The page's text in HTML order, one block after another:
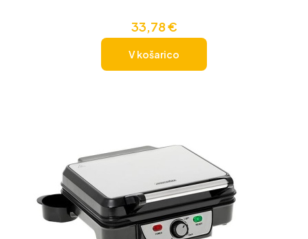
33,78€
V košarico